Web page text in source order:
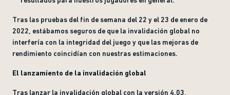
Tras las pruebas del fin de semana del 22 y el 23 de enero de
2022, estábamos seguros de que la invalidación global no
interfería con la integridad del juego y que las mejoras de
rendimiento coincidían con nuestras estimaciones.
El lanzamiento de la invalidación global
Tras lanzar la invalidación global con la versión 4.03,